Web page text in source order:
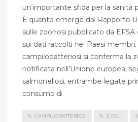
un’importante sfida per la sanità
È quanto emerge dal Rapporto
sulle zoonosi pubblicato da EFSA
sui dati raccolti nei Paesi membri.
campilobatteriosi si conferma la
notificata nell’Unione europea,
salmonellosi, entrambe legate
consumo di
CAMPILOBATTERIOSI E.COLI